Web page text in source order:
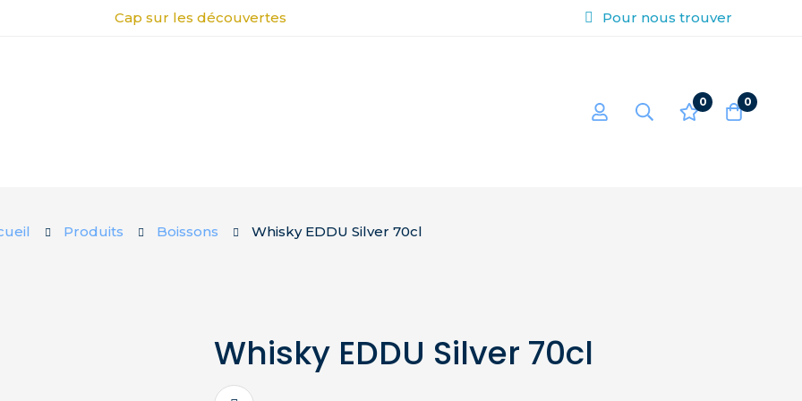
Cap sur les découvertes Pour nous trouver
0 0
Produits Boissons Whisky EDDU Silver 70cl
Whisky EDDU Silver 70cl